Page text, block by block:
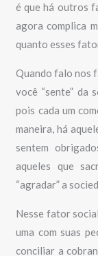
é que há outros
agora complica
quanto esses
Quando falo nos
você “sente” da
pois cada um
maneira, há
sentem
aqueles que
“agradar” a
Nesse fator
uma com suas
conciliar a